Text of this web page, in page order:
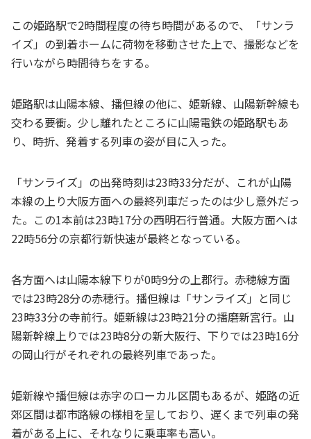
この姫路駅で2時間程度の待ち時間があるので、「サンラ
イズ」の到着ホームに荷物を移動させた上で、撮影などを
行いながら時間待ちをする。
姫路駅は山陽本線、播但線の他に、姫新線、山陽新幹線も
交わる要衝。少し離れたところに山陽電鉄の姫路駅もあ
り、時折、発着する列車の姿が目に入った。
「サンライズ」の出発時刻は23時33分だが、これが山陽
本線の上り大阪方面への最終列車だったのは少し意外だっ
た。この1本前は23時17分の西明石行普通。大阪方面へは
22時56分の京都行新快速が最終となっている。
各方面へは山陽本線下りが0時9分の上郡行。赤穂線方面
では23時28分の赤穂行。播但線は「サンライズ」と同じ
23時33分の寺前行。姫新線は23時21分の播磨新宮行。山
陽新幹線上りでは23時8分の新大阪行、下りでは23時16分
の岡山行がそれぞれの最終列車であった。
姫新線や播但線は赤字のローカル区間もあるが、姫路の近
郊区間は都市路線の様相を呈しており、遅くまで列車の発
着がある上に、それなりに乗車率も高い。